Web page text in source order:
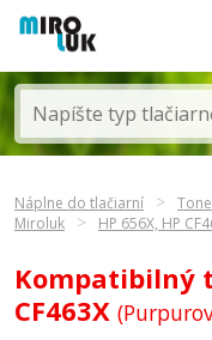
Náplne do tlačiarní
Miroluk
HP 656X, HP
Kompatibilný
CF463X